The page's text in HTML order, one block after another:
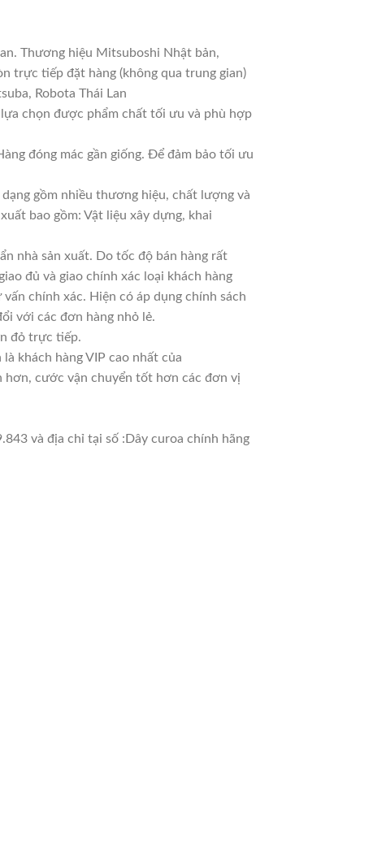
Thương hiệu Mitsuboshi Nhật bản,
trực tiếp đặt hàng (không qua trung gian)
Robota Thái Lan
chọn được phẩm chất tối ưu và phù hợp
đóng mác gần giống. Để đảm bảo tối ưu
gồm nhiều thương hiệu, chất lượng và
bao gồm: Vật liệu xây dựng, khai
nhà sản xuất. Do tốc độ bán hàng rất
đủ và giao chính xác loại khách hàng
chính xác. Hiện có áp dụng chính sách
với các đơn hàng nhỏ lẻ.
đỏ trực tiếp.
khách hàng VIP cao nhất của
hơn, cước vận chuyển tốt hơn các đơn vị
và địa chỉ tại số :Dây curoa chính hãng